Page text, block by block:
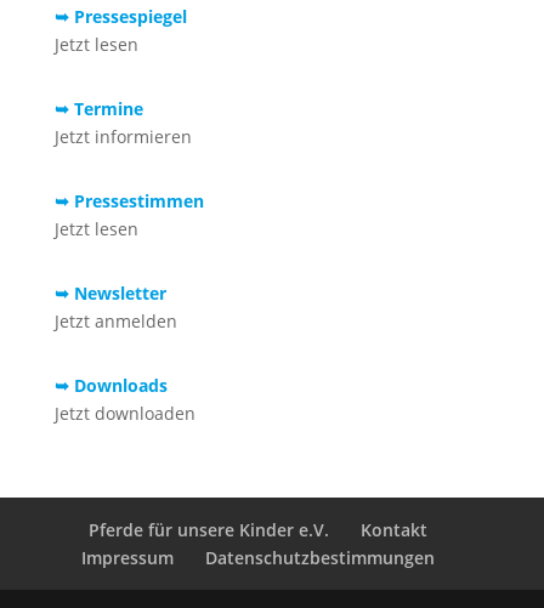
➥ Pressespiegel
Jetzt lesen
➥ Termine
Jetzt informieren
➥ Pressestimmen
Jetzt lesen
➥ Newsletter
Jetzt anmelden
➥ Downloads
Jetzt downloaden
Pferde für unsere Kinder e.V.
Kontakt
Impressum
Datenschutzbestimmungen